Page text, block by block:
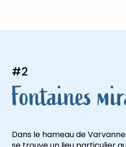
#2
Fontaines
Dans le hameau de